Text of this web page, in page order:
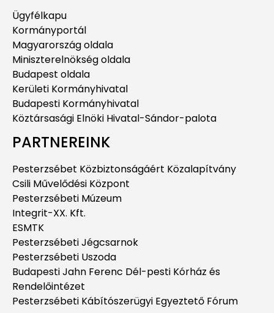
Ügyfélkapu
Kormányportál
Magyarország oldala
Miniszterelnökség oldala
Budapest oldala
Kerületi Kormányhivatal
Budapesti Kormányhivatal
Köztársasági Elnöki Hivatal-Sándor-palota
PARTNEREINK
Pesterzsébet Közbiztonságáért Közalapítvány
Csili Művelődési Központ
Pesterzsébeti Múzeum
Integrit-XX. Kft.
ESMTK
Pesterzsébeti Jégcsarnok
Pesterzsébeti Uszoda
Budapesti Jahn Ferenc Dél-pesti Kórház és
Rendelőintézet
Pesterzsébeti Kábítószerügyi Egyeztető Fórum